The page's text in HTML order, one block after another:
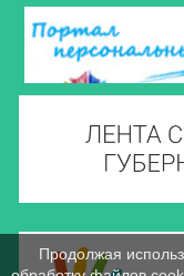
Продолжая